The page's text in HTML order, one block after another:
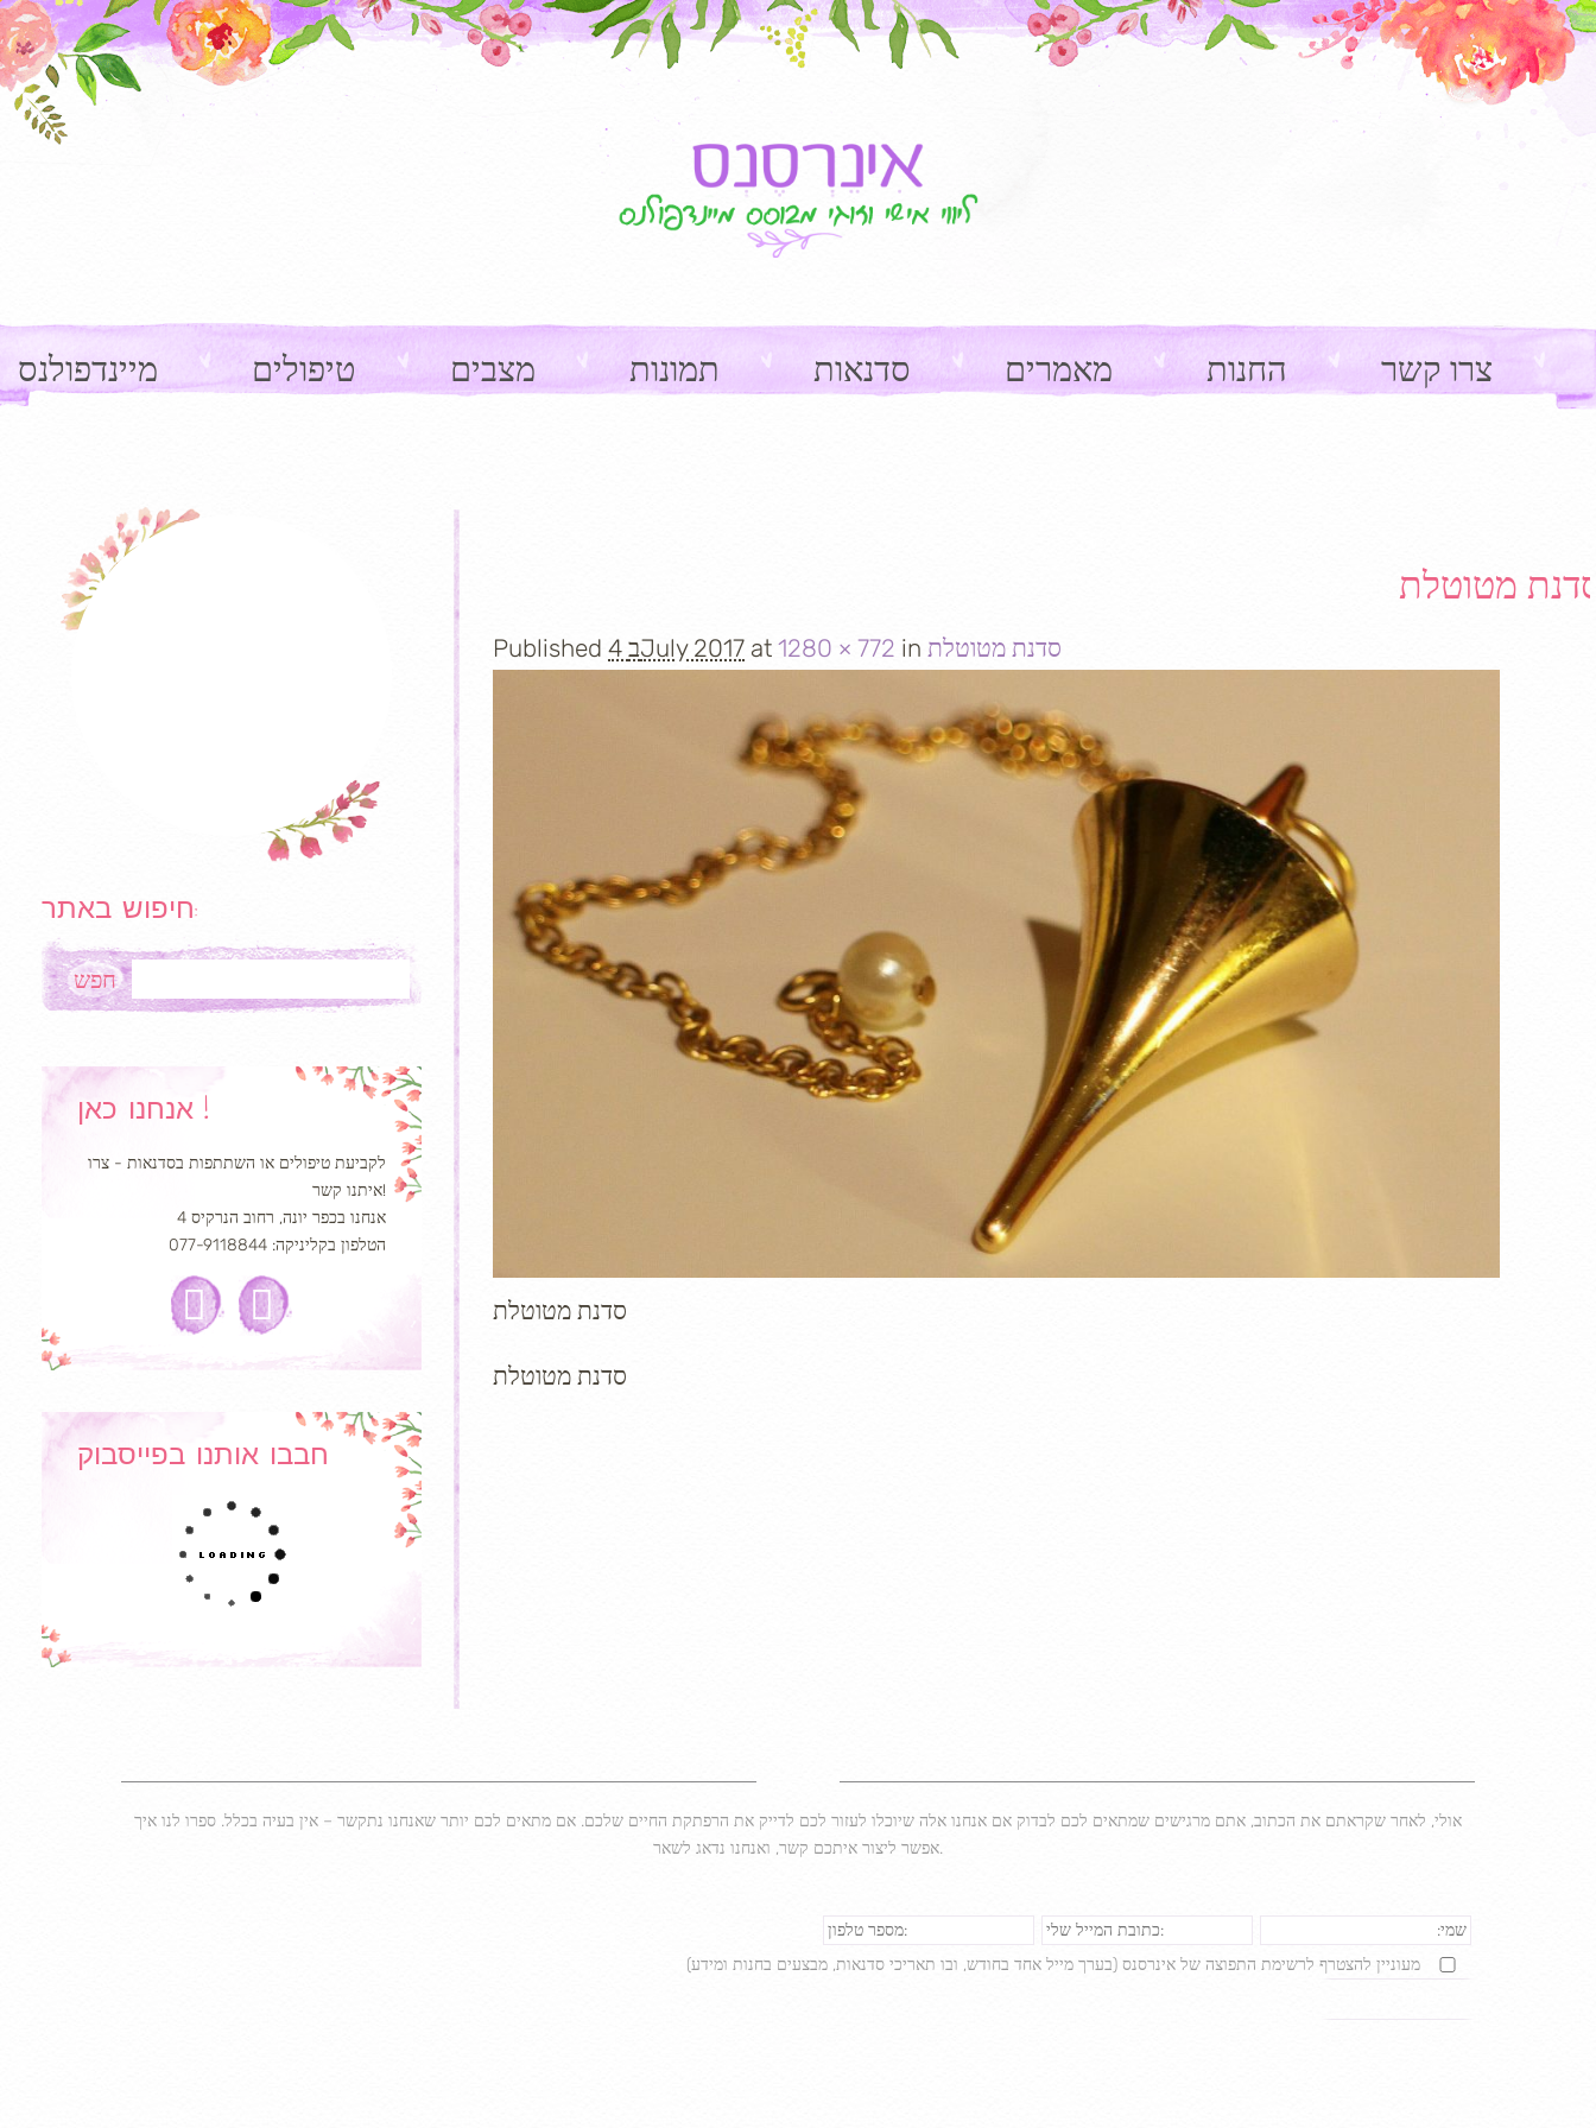
מיינדפולנס טיפולים מצבים תמונות סדנאות מאמרים החנות צרו קשר
מטוטלת
Published 4 בJuly 2017 at 1280 × 772 in סדנת מטוטלת
סדנת מטוטלת
סדנת מטוטלת
חיפוש באתר:
אנחנו כאן !
לקביעת טיפולים או השתתפות בסדנאות - צרו
איתנו קשר!
אנחנו בכפר יונה, רחוב הנרקיס 4
הטלפון בקליניקה: 077-9118844
חבבו אותנו בפייסבוק
אולי, לאחר שקראתם את הכתוב, אתם מרגישים שמתאים לכם לבדוק אם אנחנו אלה שיוכלו לעזור לכם לדייק את הרפתקת החיים שלכם. אם מתאים לכם יותר שאנחנו נתקשר – אין בעיה בכלל. ספרו לנו איך
אפשר ליצור איתכם קשר, ואנחנו נדאג לשאר.
מעוניין להצטרף לרשימת התפוצה של אינרסנס (בערך מייל אחד בחודש, ובו תאריכי סדנאות, מבצעים בחנות ומידע)